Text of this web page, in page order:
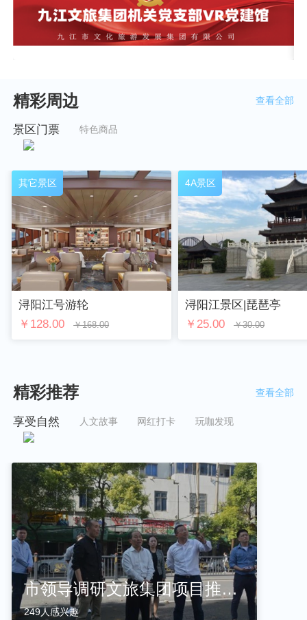
精彩周边 查看全部
景区门票 特色商品
其它景区
浔阳江号游轮
￥128.00
￥168.00
4A景区
浔阳江景区|琵琶亭
￥25.00
￥30.00
精彩推荐 查看全部
享受自然 人文故事 网红打卡 玩咖发现
市领导调研文旅集团项目推进情况
249人感兴趣